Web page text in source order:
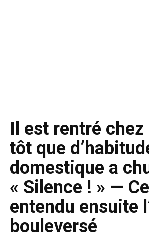
Il est rentré
tôt que
domestique a
« Silence ! » —
entendu ensuite
bouleversé